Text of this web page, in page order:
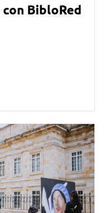
BibloRed